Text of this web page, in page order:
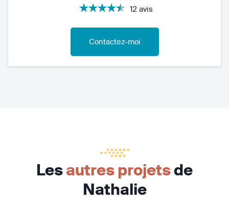
12 avis
Contactez-moi
Lesautres projetsde
Nathalie